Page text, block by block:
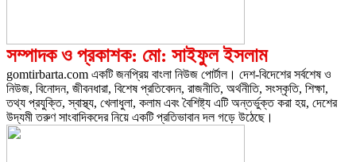
সম্পাদক ও প্রকাশক: মো: সাইফুল ইসলাম
gomtirbarta.com একটি জনপ্রিয় বাংলা নিউজ পোর্টাল। দেশ-বিদেশের সর্বশেষ ও
নিউজ, বিনোদন, জীবনধারা, বিশেষ প্রতিবেদন, রাজনীতি, অর্থনীতি, সংস্কৃতি, শিক্ষা,
তথ্য প্রযুক্তি, স্বাস্থ্য, খেলাধুলা, কলাম এবং বৈশিষ্ট্য এটি অন্তর্ভুক্ত করা হয়, দেশের
উদ্যমী তরুণ সাংবাদিকদের নিয়ে একটি প্রতিভাবান দল গড়ে উঠেছে।